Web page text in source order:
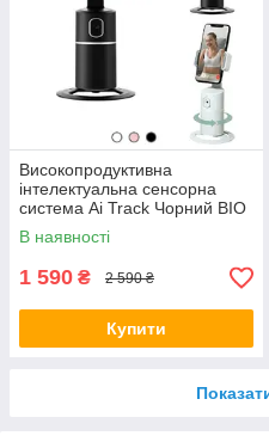
Високопродуктивна
інтелектуальна сенсорна
система Ai Track Чорний BIO
В наявності
1 590 ₴ 2 590 ₴
Купити